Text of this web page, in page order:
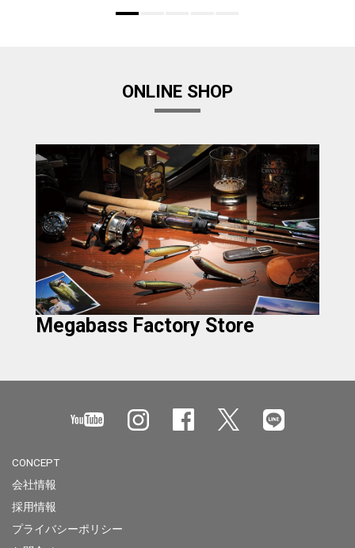
ONLINE SHOP
Megabass Factory Store
CONCEPT
会社情報
採用情報
プライバシーポリシー